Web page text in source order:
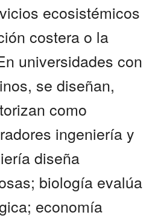
ecosistémicos
costera o la
universidades con
se diseñan,
como
ingeniería y
diseña
biología evalúa
economía